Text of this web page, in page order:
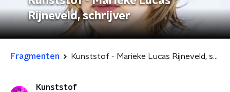
Rijneveld, schrijver
Fragmenten Kunststof - Marieke Lucas Rijneveld, schrijver
Kunststof